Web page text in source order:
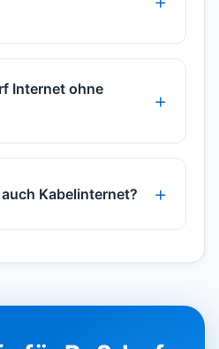
Internet ohne
Kabelinternet?